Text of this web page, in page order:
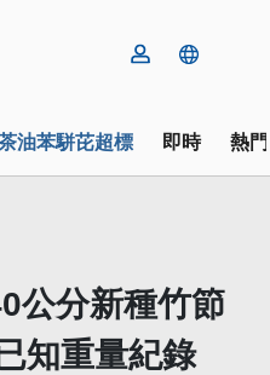
油苯駢芘超標 即時 熱
公分新種竹節
知重量紀錄